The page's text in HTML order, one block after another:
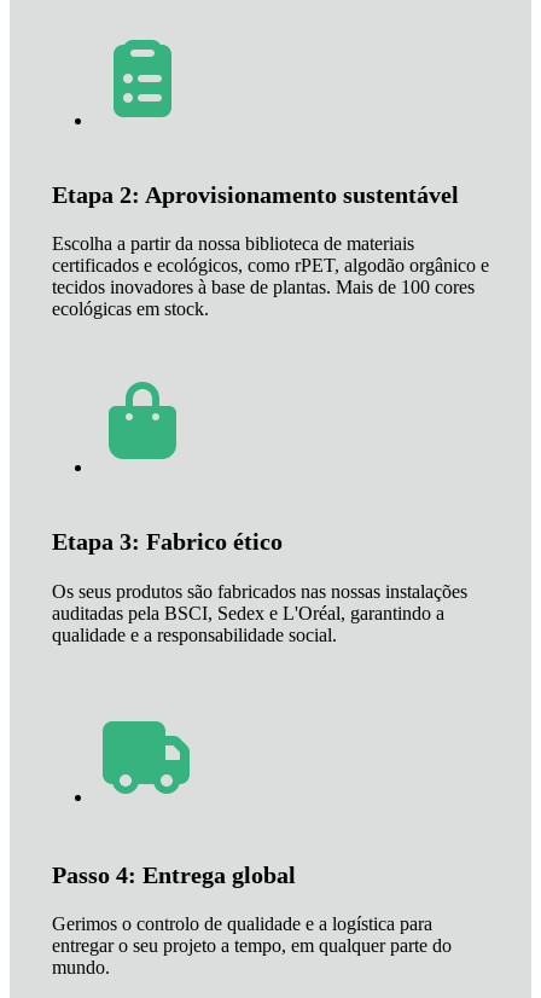
Etapa 2: Aprovisionamento sustentável
Escolha a partir da nossa biblioteca de materiais
certificados e ecológicos, como rPET, algodão orgânico e
tecidos inovadores à base de plantas. Mais de 100 cores
ecológicas em stock.
Etapa 3: Fabrico ético
Os seus produtos são fabricados nas nossas instalações
auditadas pela BSCI, Sedex e L'Oréal, garantindo a
qualidade e a responsabilidade social.
Passo 4: Entrega global
Gerimos o controlo de qualidade e a logística para
entregar o seu projeto a tempo, em qualquer parte do
mundo.